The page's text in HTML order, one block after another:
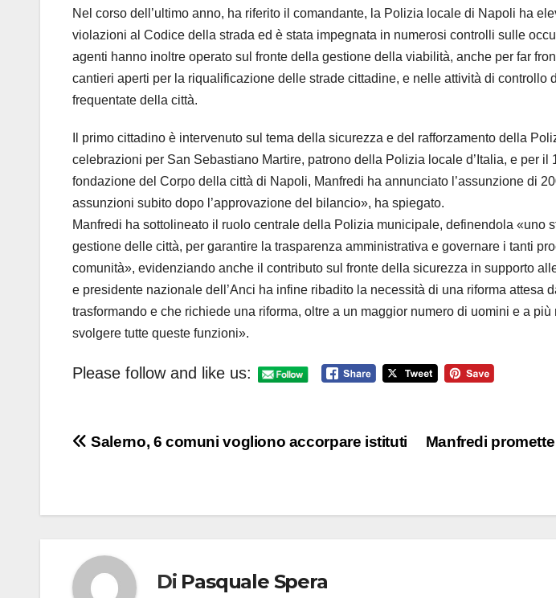
Nel corso dell’ultimo anno, ha riferito il comandante, la Polizia locale di Napoli ha
violazioni al Codice della strada ed è stata impegnata in numerosi controlli sulle
agenti hanno inoltre operato sul fronte della gestione della viabilità, anche per far
cantieri aperti per la riqualificazione delle strade cittadine, e nelle attività di controllo
frequentate della città.
Il primo cittadino è intervenuto sul tema della sicurezza e del rafforzamento della
celebrazioni per San Sebastiano Martire, patrono della Polizia locale d’Italia, e per il
fondazione del Corpo della città di Napoli, Manfredi ha annunciato l’assunzione di
assunzioni subito dopo l’approvazione del bilancio», ha spiegato.
Manfredi ha sottolineato il ruolo centrale della Polizia municipale, definendola «uno
gestione delle città, per garantire la trasparenza amministrativa e governare i tanti
comunità», evidenziando anche il contributo sul fronte della sicurezza in supporto
e presidente nazionale dell’Anci ha infine ribadito la necessità di una riforma attesa
trasformando e che richiede una riforma, oltre a un maggior numero di uomini e a
svolgere tutte queste funzioni».
Please follow and like us:
Navigazione
Manfredi
Salerno, 6 comuni vogliono accorpare istituti
Di Pasquale Spera